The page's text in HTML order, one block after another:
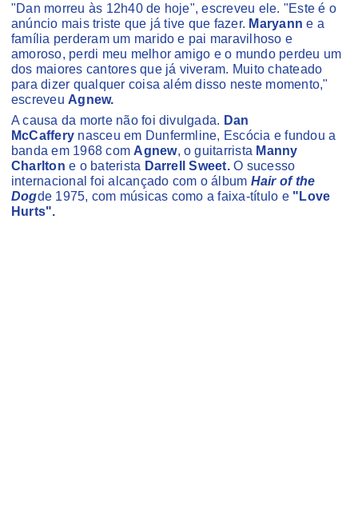
"Dan morreu às 12h40 de hoje", escreveu ele. "Este é o
anúncio mais triste que já tive que fazer. Maryann e a
família perderam um marido e pai maravilhoso e
amoroso, perdi meu melhor amigo e o mundo perdeu um
dos maiores cantores que já viveram. Muito chateado
para dizer qualquer coisa além disso neste momento,"
escreveu Agnew.
A causa da morte não foi divulgada. Dan
McCaffery nasceu em Dunfermline, Escócia e fundou a
banda em 1968 com Agnew, o guitarrista Manny
Charlton e o baterista Darrell Sweet.O sucesso
internacional foi alcançado com o álbum Hair of the
Dogde 1975, com músicas como a faixa-título e "Love
Hurts".